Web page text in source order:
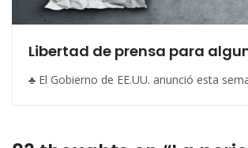
Libertad de prensa para
♣ El Gobierno de EE.UU. anunció esta